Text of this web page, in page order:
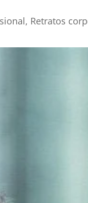
, Retratos